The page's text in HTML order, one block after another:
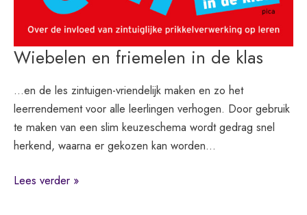
Wiebelen en friemelen in de klas
…en de les zintuigen-vriendelijk maken en zo het
leerrendement voor alle leerlingen verhogen. Door gebruik
te maken van een slim keuzeschema wordt gedrag snel
herkend, waarna er gekozen kan worden…
Wiebelen
Lees verder »